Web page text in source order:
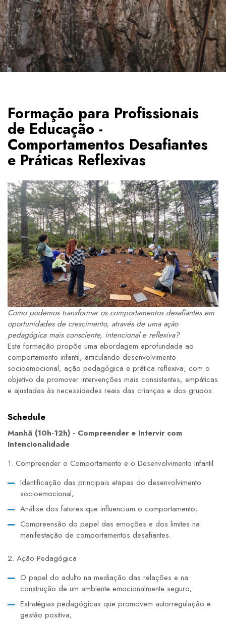
Formação para Profissionais
de Educação -
Comportamentos Desafiantes
e Práticas Reflexivas
Como podemos transformar os comportamentos desafiantes em
oportunidades de crescimento, através de uma ação
pedagógica mais consciente, intencional e reflexiva?
Esta formação propõe uma abordagem aprofundada ao
comportamento infantil, articulando desenvolvimento
socioemocional, ação pedagógica e prática reflexiva, com o
objetivo de promover intervenções mais consistentes, empáticas
e ajustadas às necessidades reais das crianças e dos grupos.
Schedule
Manhã (10h-12h) - Compreender e Intervir com
Intencionalidade
1. Compreender o Comportamento e o Desenvolvimento Infantil
Identificação das principais etapas do desenvolvimento
socioemocional;
Análise dos fatores que influenciam o comportamento;
Compreensão do papel das emoções e dos limites na
manifestação de comportamentos desafiantes.
2. Ação Pedagógica
O papel do adulto na mediação das relações e na
construção de um ambiente emocionalmente seguro;
Estratégias pedagógicas que promovem autorregulação e
gestão positiva;